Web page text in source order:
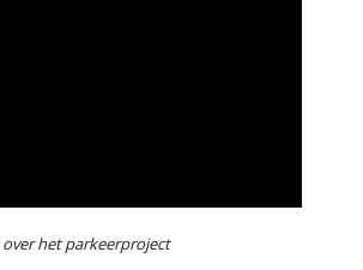
over het parkeerproject